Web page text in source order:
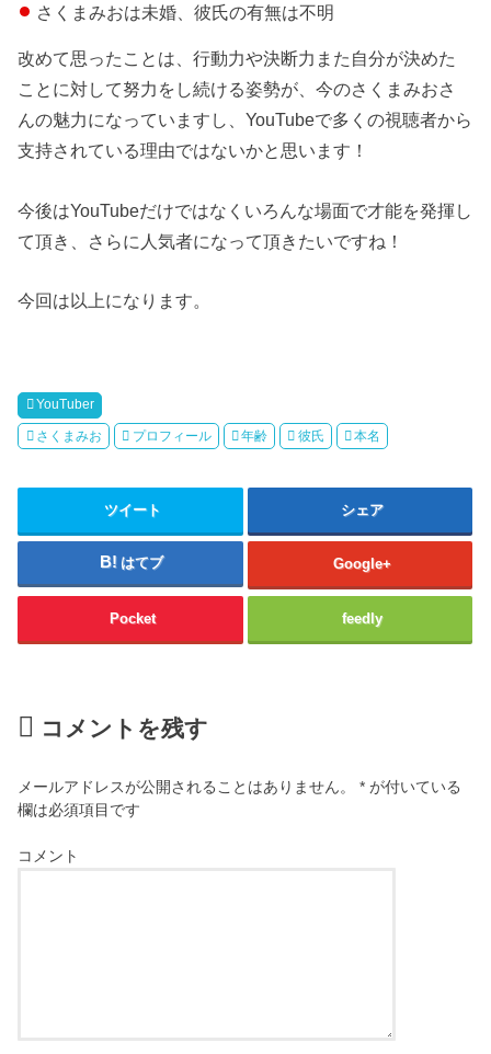
さくまみおは未婚、彼氏の有無は不明
改めて思ったことは、行動力や決断力また自分が決めた
ことに対して努力をし続ける姿勢が、今のさくまみおさ
んの魅力になっていますし、YouTubeで多くの視聴者から
支持されている理由ではないかと思います！
今後はYouTubeだけではなくいろんな場面で才能を発揮し
て頂き、さらに人気者になって頂きたいですね！
今回は以上になります。
YouTuber
さくまみお プロフィール 年齢 彼氏 本名
ツイート シェア
はてブ Google+
Pocket feedly
コメントを残す
メールアドレスが公開されることはありません。 * が付いている
欄は必須項目です
コメント